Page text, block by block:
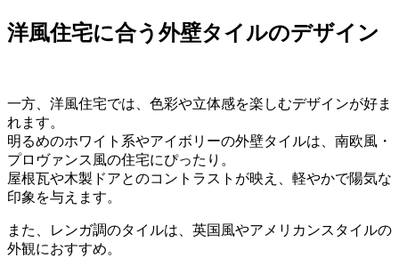
洋風住宅に合う外壁タイルのデザイン
一方、洋風住宅では、色彩や立体感を楽しむデザインが好ま
れます。
明るめのホワイト系やアイボリーの外壁タイルは、南欧風・
プロヴァンス風の住宅にぴったり。
屋根瓦や木製ドアとのコントラストが映え、軽やかで陽気な
印象を与えます。
また、レンガ調のタイルは、英国風やアメリカンスタイルの
外観におすすめ。